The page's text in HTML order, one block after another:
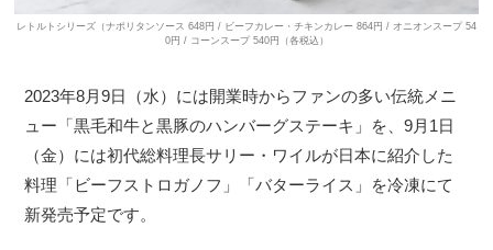
レトルトシリーズ（ナポリタンソース 648円 / ビーフカレー・チキンカレー 864円 / オニオンスープ 54
0円 / コーンスープ 540円（各税込）
2023年8月9日（水）には開業時からファンの多い伝統メニ
ュー「黒毛和牛と黒豚のハンバーグステーキ」を、9月1日
（金）には初代総料理長サリー・ワイルが日本に紹介した
料理「ビーフストロガノフ」「バターライス」を冷凍にて
新発売予定です。